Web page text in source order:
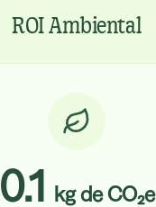
ROI Ambiental
0.1 kg de CO₂e